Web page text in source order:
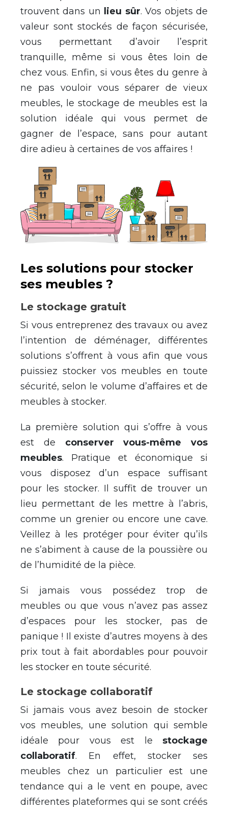
trouvent dans un
lieu sûr. Vos objets de
valeur sont stockés de façon sécurisée,
vous permettant d’avoir l’esprit
tranquille, même si vous êtes loin de
chez vous. Enfin, si vous êtes du genre à
ne pas vouloir vous séparer de vieux
meubles, le stockage de meubles est la
solution idéale qui vous permet de
gagner de l’espace, sans pour autant
dire adieu à certaines de vos affaires !
Les solutions pour stocker
ses meubles ?
Le stockage gratuit
Si vous entreprenez des travaux ou avez
l’intention de déménager, différentes
solutions s’offrent à vous afin que vous
puissiez stocker vos meubles en toute
sécurité, selon le volume d’affaires et de
meubles à stocker.
La première solution qui s’offre à vous
est de conserver vous-même vos
meubles. Pratique et économique si
vous disposez d’un espace suffisant
pour les stocker. Il suffit de trouver un
lieu permettant de les mettre à l’abris,
comme un grenier ou encore une cave.
Veillez à les protéger pour éviter qu’ils
ne s’abiment à cause de la poussière ou
de l’humidité de la pièce.
Si jamais vous possédez trop de
meubles ou que vous n’avez pas assez
d’espaces pour les stocker, pas de
panique ! Il existe d’autres moyens à des
prix tout à fait abordables pour pouvoir
les stocker en toute sécurité.
Le stockage collaboratif
Si jamais vous avez besoin de stocker
vos meubles, une solution qui semble
idéale pour vous est le stockage
collaboratif. En effet, stocker ses
meubles chez un particulier est une
tendance qui a le vent en poupe, avec
différentes plateformes qui se sont créés